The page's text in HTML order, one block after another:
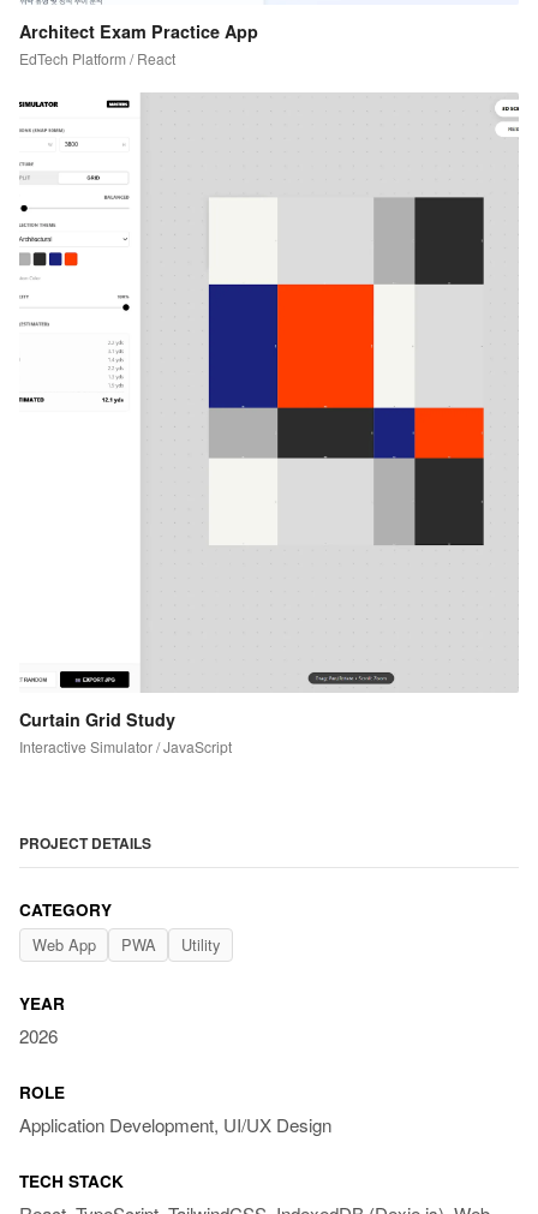
Architect Exam Practice App
EdTech Platform / React
Curtain Grid Study
Interactive Simulator / JavaScript
PROJECT DETAILS
CATEGORY
Web App
PWA Utility
YEAR
2026
ROLE
Application Development, UI/UX Design
TECH STACK